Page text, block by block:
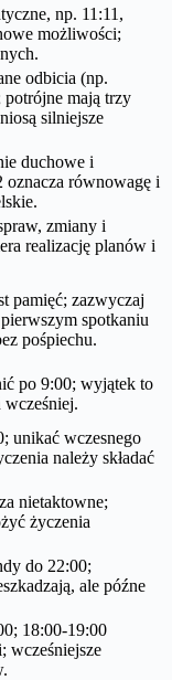
np. 11:11,
możliwości;
odbicia (np.
potrójne mają trzy
silniejsze
duchowe i
oznacza równowagę i
zmiany i
realizację planów i
pamięć; zazwyczaj
spotkaniu
pośpiechu.
po 9:00; wyjątek to
wcześniej.
unikać wczesnego
należy składać
nietaktowne;
życzenia
do 22:00;
ale późne
18:00-19:00
wcześniejsze